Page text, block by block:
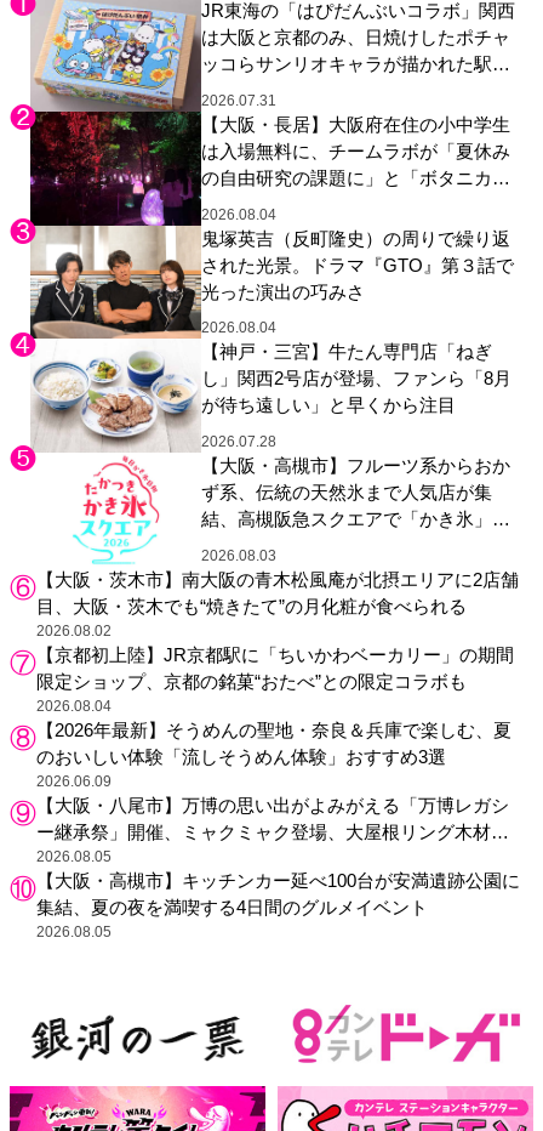
JR東海の「はぴだんぶいコラボ」関西
は大阪と京都のみ、日焼けしたポチャ
ッコらサンリオキャラが描かれた駅弁
やグッズが登場
2026.07.31
【大阪・長居】大阪府在住の小中学生
は入場無料に、チームラボが「夏休み
の自由研究の課題に」と「ボタニカル
ガーデン 大阪」へ招待
2026.08.04
鬼塚英吉（反町隆史）の周りで繰り返
された光景。ドラマ『GTO』第３話で
光った演出の巧みさ
2026.08.04
【神戸・三宮】牛たん専門店「ねぎ
し」関西2号店が登場、ファンら「8月
が待ち遠しい」と早くから注目
2026.07.28
【大阪・高槻市】フルーツ系からおか
ず系、伝統の天然氷まで人気店が集
結、高槻阪急スクエアで「かき氷」祭
り
2026.08.03
【大阪・茨木市】南大阪の青木松風庵が北摂エリアに2店舗
目、大阪・茨木でも“焼きたて”の月化粧が食べられる
2026.08.02
【京都初上陸】JR京都駅に「ちいかわベーカリー」の期間
限定ショップ、京都の銘菓“おたべ”との限定コラボも
2026.08.04
【2026年最新】そうめんの聖地・奈良＆兵庫で楽しむ、夏
のおいしい体験「流しそうめん体験」おすすめ3選
2026.06.09
【大阪・八尾市】万博の思い出がよみがえる「万博レガシ
ー継承祭」開催、ミャクミャク登場、大屋根リング木材展
示も
2026.08.05
【大阪・高槻市】キッチンカー延べ100台が安満遺跡公園に
集結、夏の夜を満喫する4日間のグルメイベント
2026.08.05